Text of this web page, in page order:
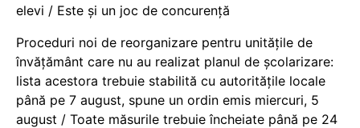
elevi / Este și un joc de concurență
Proceduri noi de reorganizare pentru unitățile de
învățământ care nu au realizat planul de școlarizare:
lista acestora trebuie stabilită cu autoritățile locale
până pe 7 august, spune un ordin emis miercuri, 5
august / Toate măsurile trebuie încheiate până pe 24